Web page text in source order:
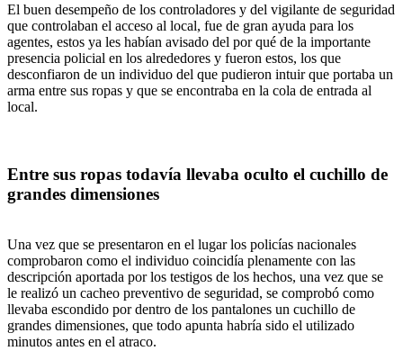
El buen desempeño de los controladores y del vigilante de seguridad
que controlaban el acceso al local, fue de gran ayuda para los
agentes, estos ya les habían avisado del por qué de la importante
presencia policial en los alrededores y fueron estos, los que
desconfiaron de un individuo del que pudieron intuir que portaba un
arma entre sus ropas y que se encontraba en la cola de entrada al
local.
Entre sus ropas todavía llevaba oculto el cuchillo de
grandes dimensiones
Una vez que se presentaron en el lugar los policías nacionales
comprobaron como el individuo coincidía plenamente con las
descripción aportada por los testigos de los hechos, una vez que se
le realizó un cacheo preventivo de seguridad, se comprobó como
llevaba escondido por dentro de los pantalones un cuchillo de
grandes dimensiones, que todo apunta habría sido el utilizado
minutos antes en el atraco.